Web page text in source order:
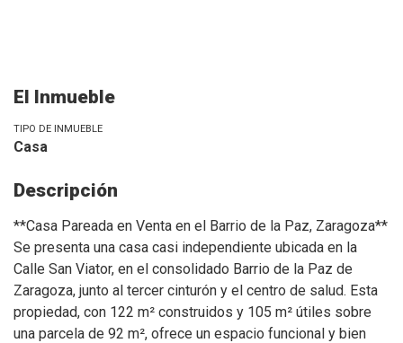
El Inmueble
TIPO DE INMUEBLE
Casa
Descripción
**Casa Pareada en Venta en el Barrio de la Paz, Zaragoza**
Se presenta una casa casi independiente ubicada en la
Calle San Viator, en el consolidado Barrio de la Paz de
Zaragoza, junto al tercer cinturón y el centro de salud. Esta
propiedad, con 122 m² construidos y 105 m² útiles sobre
una parcela de 92 m², ofrece un espacio funcional y bien